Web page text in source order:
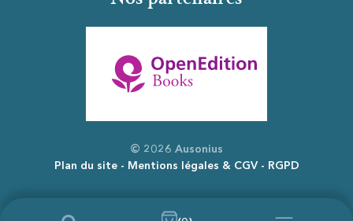
© 2026 Ausonius
Plan du site
Mentions légales & CGV RGPD